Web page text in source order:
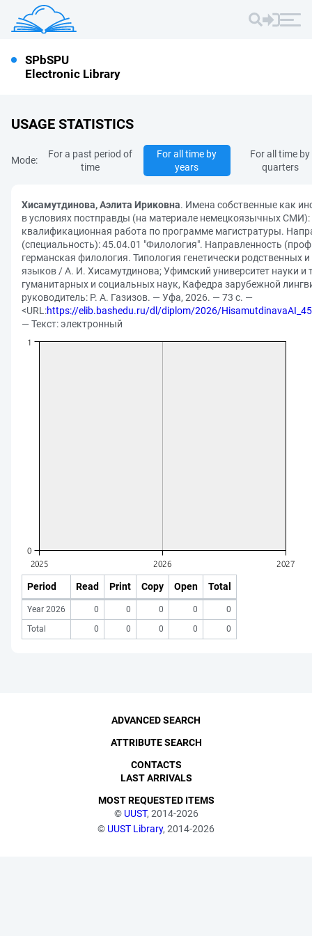
SPbSPU
Electronic Library
USAGE STATISTICS
Mode:
For a past period of
time
For all time by
years
For all time by
quarters
Хисамутдинова, Аэлита Ириковна. Имена собственные как
в условиях постправды (на материале немецкоязычных
квалификационная работа по программе магистратуры.
(специальность): 45.04.01 "Филология". Направленность
германская филология. Типология генетически родственных
языков / А. И. Хисамутдинова; Уфимский университет науки и
гуманитарных и социальных наук, Кафедра зарубежной
руководитель: Р. А. Газизов. — Уфа, 2026. — 73 с. —
<URL:https://elib.bashedu.ru/dl/diplom/2026/
— Текст: электронный
Period Read Print Copy Open Total
Year 2026 0 0 0 0
0
Total
0 0 0 0 0
© UUST, 2014-2026
© UUST Library, 2014-2026
ADVANCED SEARCH
ATTRIBUTE SEARCH
CONTACTS
LAST ARRIVALS
MOST REQUESTED ITEMS